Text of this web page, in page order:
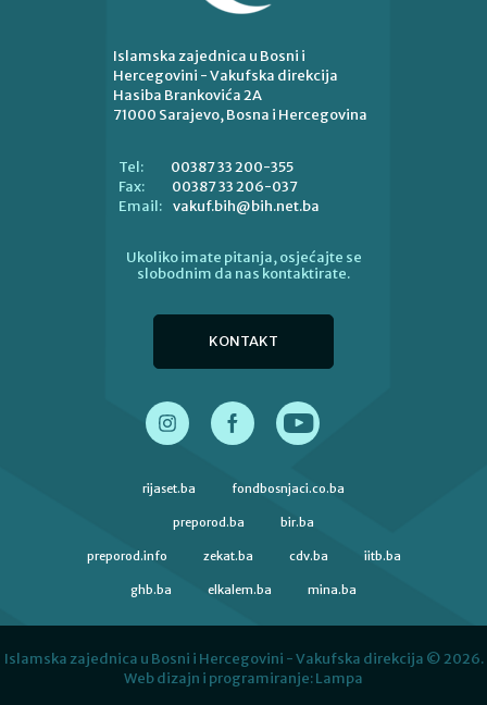
Islamska zajednica u Bosni i
Hercegovini - Vakufska direkcija
Hasiba Brankovića 2A
71000 Sarajevo, Bosna i Hercegovina
Tel:
00387 33 200-355
Fax:
00387 33 206-037
Email: vakuf.bih@bih.net.ba
Ukoliko imate pitanja, osjećajte se
slobodnim da nas kontaktirate.
KONTAKT
rijaset.ba fondbosnjaci.co.ba
preporod.ba bir.ba
preporod.info zekat.ba cdv.ba iitb.ba
ghb.ba elkalem.ba mina.ba
Islamska zajednica u Bosni i Hercegovini - Vakufska direkcija © 2026.
Web dizajn i programiranje:Lampa